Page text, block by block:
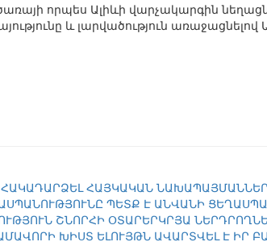
որպես Ալիևի վարչակարգին
և լարվածություն
ՀԱՅԿԱԿԱՆ
ՊԵՏՔ Է ԱՆՎԱՆԻ
ՇՆՈՐՀԻ ՕՏԱՐԵՐԿՐՅԱ
ԽԻՍՏ ԵԼՈՒՅԹՆ ԱՎԱՐՏՎԵԼ Է ԻՐ